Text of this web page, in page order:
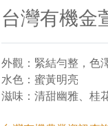
台灣有機金
外觀：緊結勻整，色
水色：蜜黃明亮
滋味：清甜幽雅、桂